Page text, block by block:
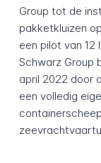
Group tot de
pakketkluizen
een pilot van 12
Schwarz Group
april 2022 door
een volledig